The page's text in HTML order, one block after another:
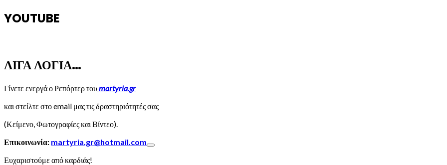
YOUTUBE
ΛΙΓΑ ΛΟΓΙΑ…
Γίνετε ενεργά ο Ρεπόρτερ τουmartyria.gr
και στείλτε στο email μας τις δραστηριότητές σας
(Κείμενο, Φωτογραφίες και Βίντεο).
Επικοινωνία: martyria.gr@hotmail.com
Ευχαριστούμε από καρδιάς!